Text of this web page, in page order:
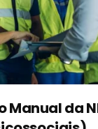
Manual da